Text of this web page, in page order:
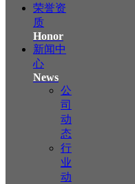
荣誉资
质
Honor
新闻中
心
News
公
司
动
态
行
业
动